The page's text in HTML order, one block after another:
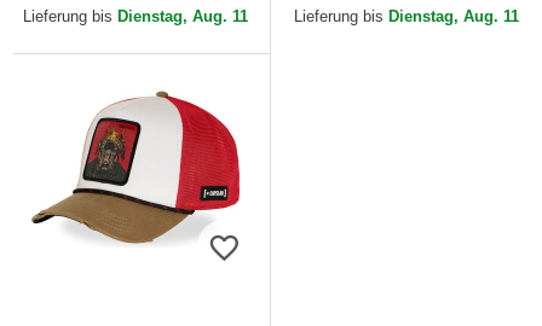
Capslab
Lieferung bis Dienstag, Aug. 11 Lieferung bis Dienstag, Aug. 11